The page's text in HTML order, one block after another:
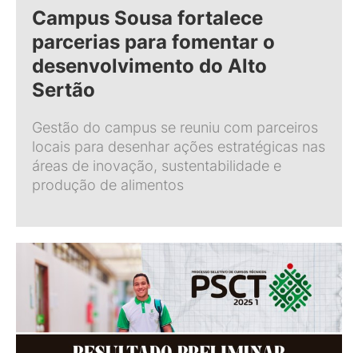
Campus Sousa fortalece
parcerias para fomentar o
desenvolvimento do Alto
Sertão
Gestão do campus se reuniu com parceiros
locais para desenhar ações estratégicas nas
áreas de inovação, sustentabilidade e
produção de alimentos